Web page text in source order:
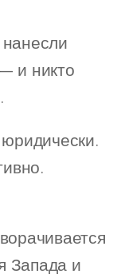
и никто
Запада и